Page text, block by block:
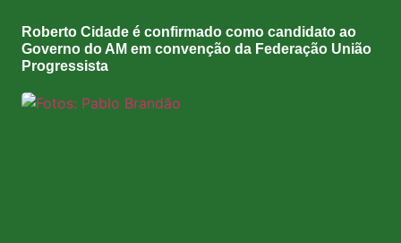
Roberto Cidade é confirmado como candidato ao
Governo do AM em convenção da Federação União
Progressista